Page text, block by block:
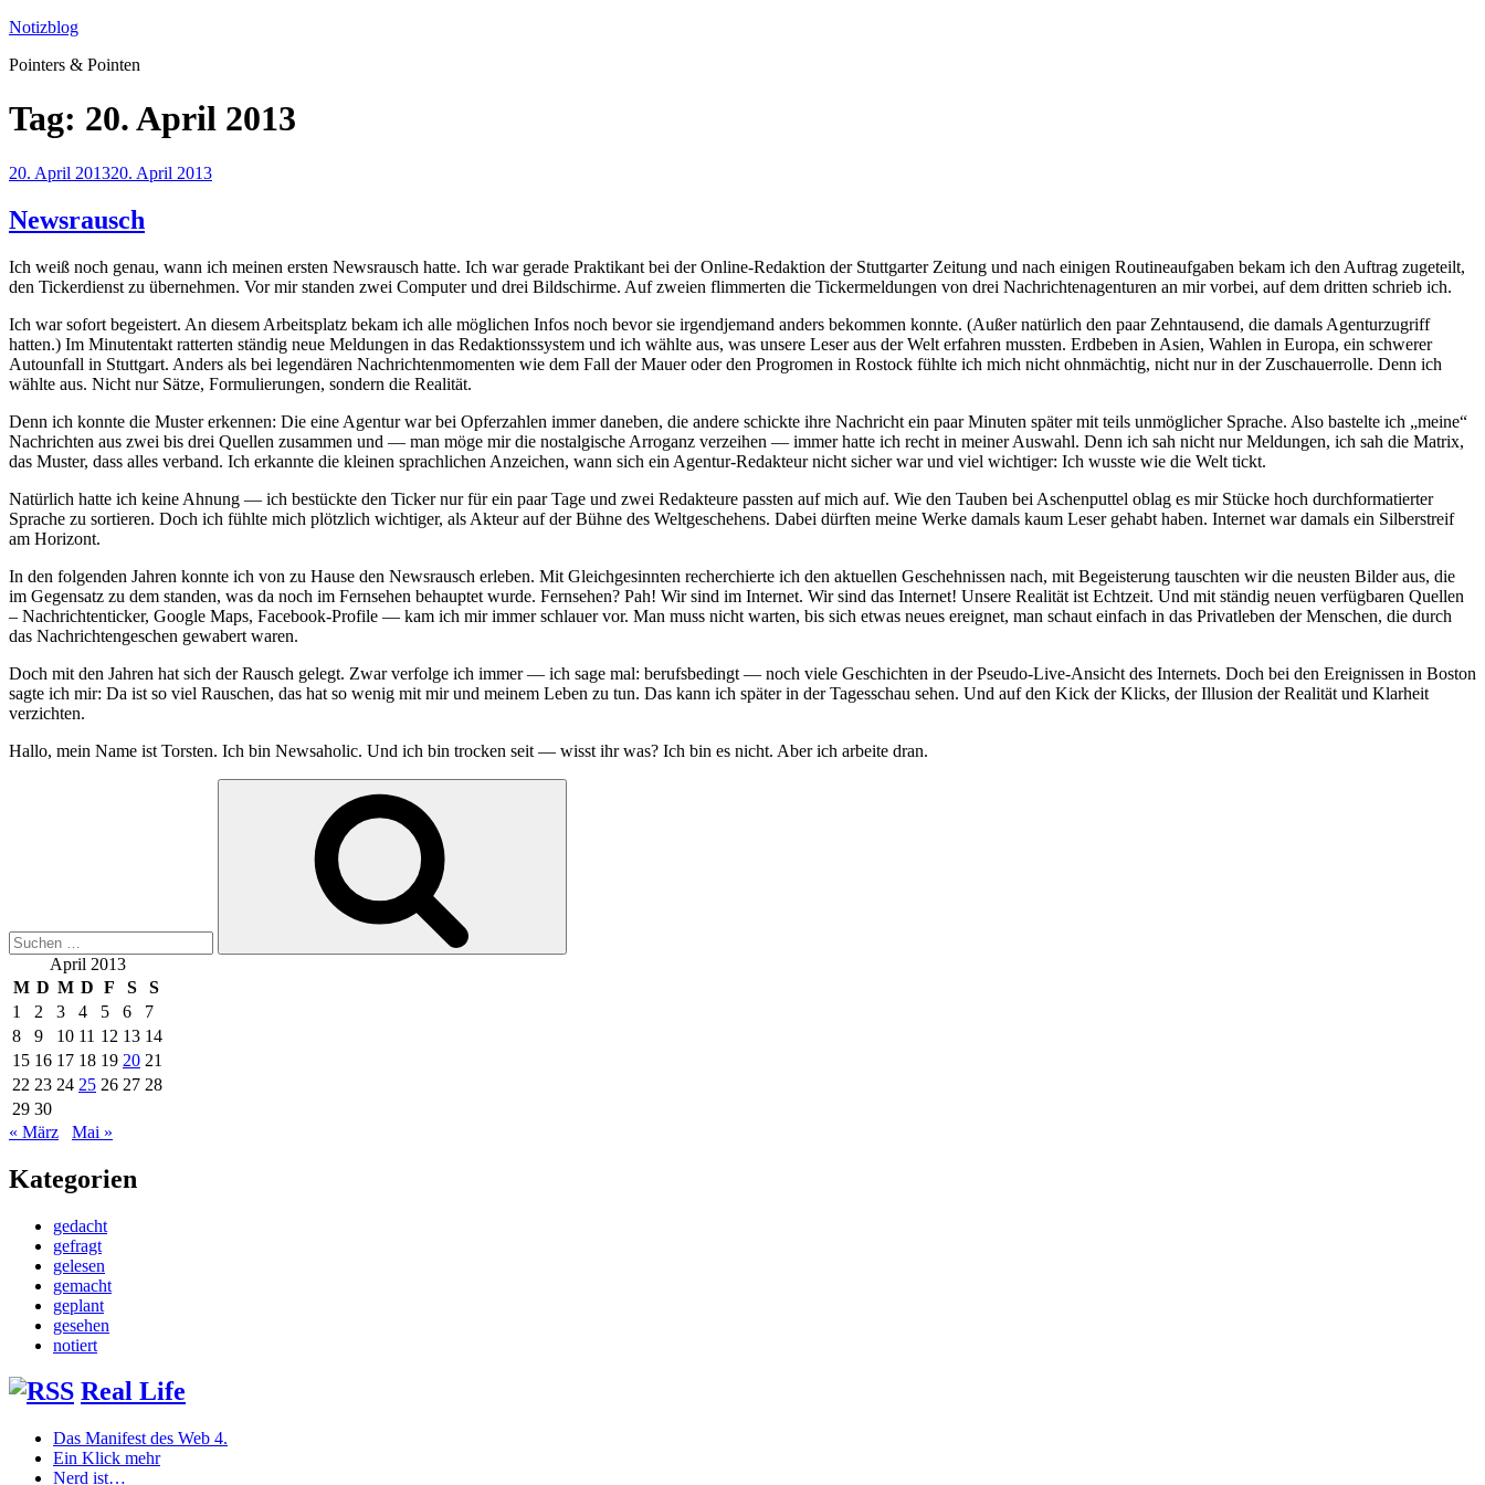
Zum
springen
Notizblog
Pointers & Pointen
Tag: 20. April 2013
Veröffentlicht
20. April 201320. April 2013
Newsrausch
Ich weiß noch genau, wann ich meinen ersten Newsrausch hatte. Ich war gerade Praktikant bei der Online-Redaktion der Stuttgarter Zeitung und nach einigen Routineaufgaben bekam ich den Auftrag zugeteilt,
den Tickerdienst zu übernehmen. Vor mir standen zwei Computer und drei Bildschirme. Auf zweien flimmerten die Tickermeldungen von drei Nachrichtenagenturen an mir vorbei, auf dem dritten schrieb ich.
Ich war sofort begeistert. An diesem Arbeitsplatz bekam ich alle möglichen Infos noch bevor sie irgendjemand anders bekommen konnte. (Außer natürlich den paar Zehntausend, die damals Agenturzugriff
hatten.) Im Minutentakt ratterten ständig neue Meldungen in das Redaktionssystem und ich wählte aus, was unsere Leser aus der Welt erfahren mussten. Erdbeben in Asien, Wahlen in Europa, ein schwerer
Autounfall in Stuttgart. Anders als bei legendären Nachrichtenmomenten wie dem Fall der Mauer oder den Progromen in Rostock fühlte ich mich nicht ohnmächtig, nicht nur in der Zuschauerrolle. Denn ich
wählte aus. Nicht nur Sätze, Formulierungen, sondern die Realität.
Denn ich konnte die Muster erkennen: Die eine Agentur war bei Opferzahlen immer daneben, die andere schickte ihre Nachricht ein paar Minuten später mit teils unmöglicher Sprache. Also bastelte ich „meine“
Nachrichten aus zwei bis drei Quellen zusammen und — man möge mir die nostalgische Arroganz verzeihen — immer hatte ich recht in meiner Auswahl. Denn ich sah nicht nur Meldungen, ich sah die Matrix,
das Muster, dass alles verband. Ich erkannte die kleinen sprachlichen Anzeichen, wann sich ein Agentur-Redakteur nicht sicher war und viel wichtiger: Ich wusste wie die Welt tickt.
Natürlich hatte ich keine Ahnung — ich bestückte den Ticker nur für ein paar Tage und zwei Redakteure passten auf mich auf. Wie den Tauben bei Aschenputtel oblag es mir Stücke hoch durchformatierter
Sprache zu sortieren. Doch ich fühlte mich plötzlich wichtiger, als Akteur auf der Bühne des Weltgeschehens. Dabei dürften meine Werke damals kaum Leser gehabt haben. Internet war damals ein Silberstreif
am Horizont.
In den folgenden Jahren konnte ich von zu Hause den Newsrausch erleben. Mit Gleichgesinnten recherchierte ich den aktuellen Geschehnissen nach, mit Begeisterung tauschten wir die neusten Bilder aus, die
im Gegensatz zu dem standen, was da noch im Fernsehen behauptet wurde. Fernsehen? Pah! Wir sind im Internet. Wir sind das Internet! Unsere Realität ist Echtzeit. Und mit ständig neuen verfügbaren Quellen
– Nachrichtenticker, Google Maps, Facebook-Profile — kam ich mir immer schlauer vor. Man muss nicht warten, bis sich etwas neues ereignet, man schaut einfach in das Privatleben der Menschen, die durch
das Nachrichtengeschen gewabert waren.
Doch mit den Jahren hat sich der Rausch gelegt. Zwar verfolge ich immer — ich sage mal: berufsbedingt — noch viele Geschichten in der Pseudo-Live-Ansicht des Internets. Doch bei den Ereignissen in Boston
sagte ich mir: Da ist so viel Rauschen, das hat so wenig mit mir und meinem Leben zu tun. Das kann ich später in der Tagesschau sehen. Und auf den Kick der Klicks, der Illusion der Realität und Klarheit
verzichten.
Hallo, mein Name ist Torsten. Ich bin Newsaholic. Und ich bin trocken seit — wisst ihr was? Ich bin es nicht. Aber ich arbeite dran.
April 2013
M D M D F S
S
1
2 3 4 5 6
7
8
9 10 11 12 13 14
15 16 17 18 19 20 21
22 23 24 25 26 27 28
29 30
« März
Mai »
Kategorien
gedacht
gefragt
gelesen
gemacht
geplant
gesehen
notiert
Real Life
Das Manifest des Web 4.
Ein Klick mehr
Nerd ist…